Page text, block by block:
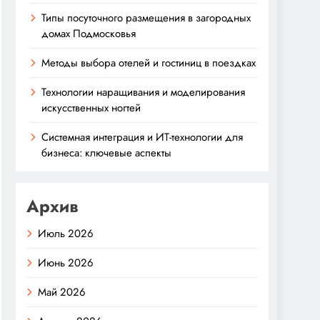
Типы посуточного размещения в загородных
домах Подмосковья
Методы выбора отелей и гостиниц в поездках
Технологии наращивания и моделирования
искусственных ногтей
Системная интеграция и ИТ-технологии для
бизнеса: ключевые аспекты
Архив
Июль 2026
Июнь 2026
Май 2026